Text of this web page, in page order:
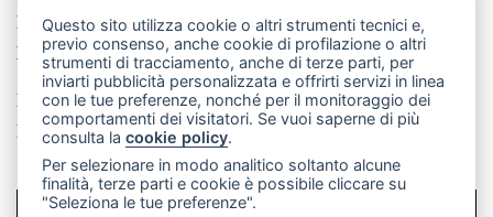
La redazione
CasateOnline LeccoOnline
RSS
Made by VIP
Privacy policy
Cookie policy
Rivedi le tue scelte sui cookie
SCRIVICI
Questo sito utilizza cookie o altri strumenti tecnici e,
previo consenso, anche cookie di profilazione o altri
strumenti di tracciamento, anche di terze parti, per
inviarti pubblicità personalizzata e offrirti servizi in linea
con le tue preferenze, nonché per il monitoraggio dei
comportamenti dei visitatori. Se vuoi saperne di più
consulta lacookie policy.
Per selezionare in modo analitico soltanto alcune
finalità, terze parti e cookie è possibile cliccare su
"Seleziona le tue preferenze".